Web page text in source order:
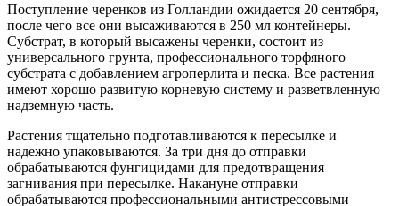
Поступление черенков из Голландии ожидается 20 сентября,
после чего все они высаживаются в 250 мл контейнеры.
Субстрат, в который высажены черенки, состоит из
универсального грунта, профессионального торфяного
субстрата с добавлением агроперлита и песка. Все растения
имеют хорошо развитую корневую систему и разветвленную
надземную часть.
Растения тщательно подготавливаются к пересылке и
надежно упаковываются. За три дня до отправки
обрабатываются фунгицидами для предотвращения
загнивания при пересылке. Накануне отправки
обрабатываются профессиональными антистрессовыми